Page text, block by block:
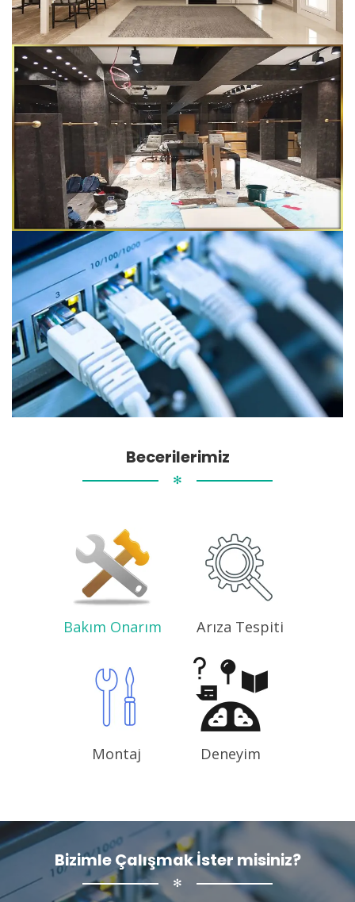
Becerilerimiz
✻
Bakım Onarım Arıza Tespiti
Montaj Deneyim
Bizimle Çalışmak İster misiniz?
✻